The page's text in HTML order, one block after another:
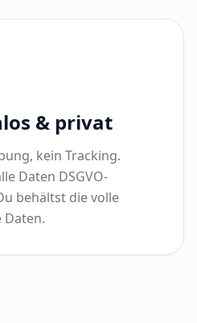
kein Tracking.
Daten DSGVO-
behältst die volle
Daten.